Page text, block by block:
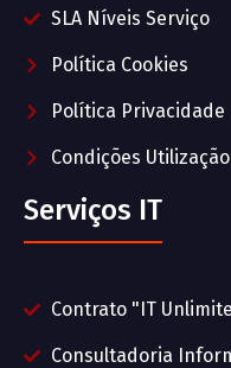
SLA Níveis Serviço
Política Cookies
Política Privacidade
Condições Utilização
Serviços IT
Contrato "IT
Consultadoria